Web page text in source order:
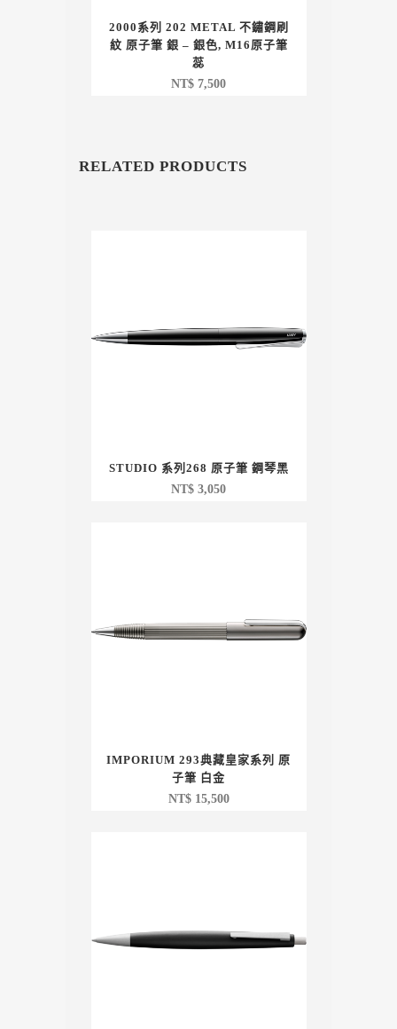
2000系列 202 METAL 不鏽鋼刷
紋 原子筆 銀 – 銀色, M16原子筆
蕊
NT$ 7,500
RELATED PRODUCTS
STUDIO 系列268 原子筆 鋼琴黑
NT$ 3,050
IMPORIUM 293典藏皇家系列 原
子筆 白金
NT$15,500